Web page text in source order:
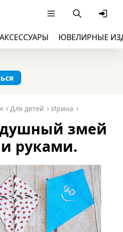
АКСЕССУАРЫ ЮВЕЛИРНЫЕ
Для детей Ирина
змей
руками.